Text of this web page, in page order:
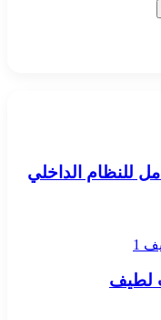
للنظام الداخلي
لطيف